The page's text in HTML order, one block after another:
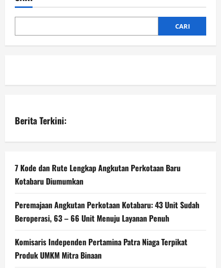
CARI
Berita Terkini:
7 Kode dan Rute Lengkap Angkutan Perkotaan Baru
Kotabaru Diumumkan
Peremajaan Angkutan Perkotaan Kotabaru: 43 Unit Sudah
Beroperasi, 63 – 66 Unit Menuju Layanan Penuh
Komisaris Independen Pertamina Patra Niaga Terpikat
Produk UMKM Mitra Binaan